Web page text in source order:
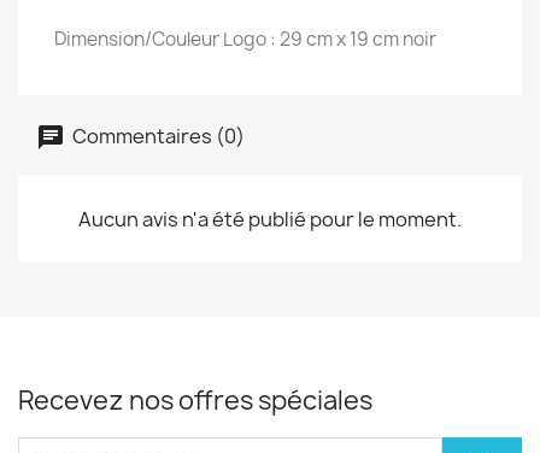
Dimension/Couleur Logo : 29 cm x 19 cm noir
Commentaires (0)
Aucun avis n'a été publié pour le moment.
Recevez nos offres spéciales